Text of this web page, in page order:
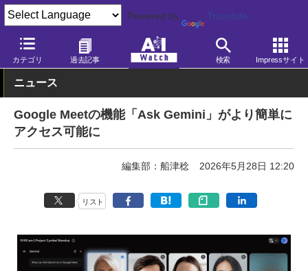
Powered by Translate
カテゴリ 過去記事 検索 Impressサイト
AI Watch AI活用 ビジネス・業務
ニュース
Google Meetの機能「Ask Gemini」がより簡単に
アクセス可能に
編集部：船津稔 2026年5月28日 12:20
リスト